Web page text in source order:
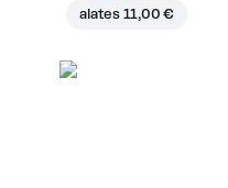
alates 11,00 €